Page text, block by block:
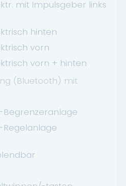
mit Impulsgeber links
hinten
vorn
vorn + hinten
(Bluetooth) mit
Begrenzeranlage
Regelanlage